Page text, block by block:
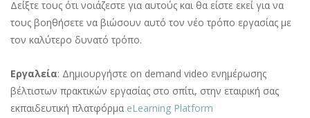
Δείξτε τους ότι νοιάζεστε για αυτούς και θα είστε εκεί για να
τους βοηθήσετε να βιώσουν αυτό τον νέο τρόπο εργασίας με
τον καλύτερο δυνατό τρόπο.
Εργαλεία: Δημιουργήστε on demand video ενημέρωσης
βέλτιστων πρακτικών εργασίας στο σπίτι, στην εταιρική σας
εκπαιδευτική πλατφόρμα eLearning Platform